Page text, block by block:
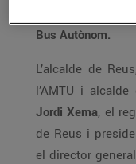
Bus Autònom.
L’alcalde de
l’AMTU i
Jordi Xema, el
de Reus i
el director